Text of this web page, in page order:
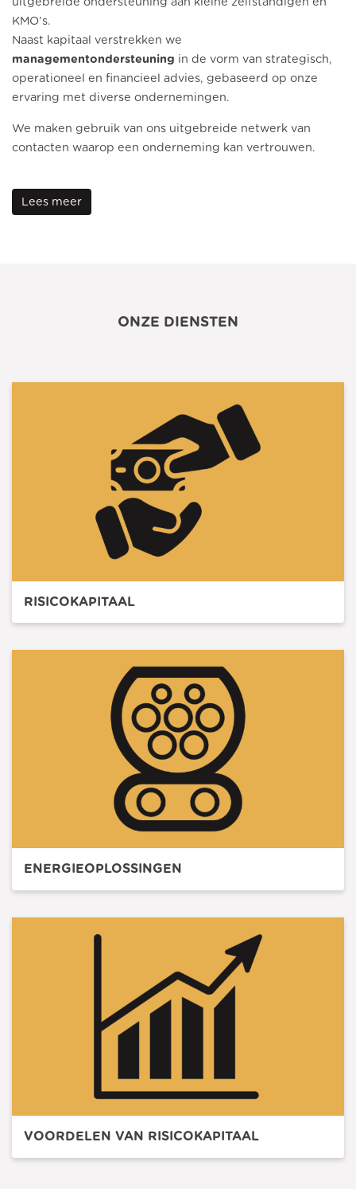
KMO’s.
Naast kapitaal verstrekken we
managementondersteuning in de vorm van strategisch,
operationeel en financieel advies, gebaseerd op onze
ervaring met diverse ondernemingen.
We maken gebruik van ons uitgebreide netwerk van
contacten waarop een onderneming kan vertrouwen.
Lees meer
ONZE DIENSTEN
RISICOKAPITAAL
ENERGIEOPLOSSINGEN
VOORDELEN VAN RISICOKAPITAAL